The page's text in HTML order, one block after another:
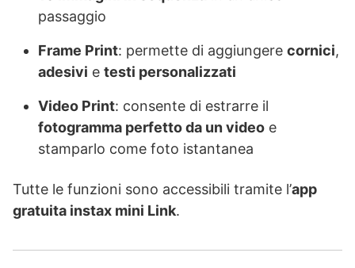
passaggio
Frame Print: permette di aggiungere cornici,
adesivi e testi personalizzati
Video Print: consente di estrarre il
fotogramma perfetto da un video e
stamparlo come foto istantanea
Tutte le funzioni sono accessibili tramite l’app
gratuita instax mini Link.